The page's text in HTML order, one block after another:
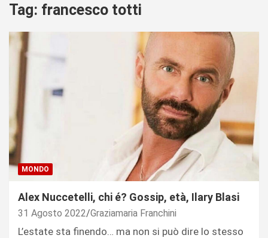
Tag: francesco totti
MONDO
Alex Nuccetelli, chi é? Gossip, età, Ilary Blasi
31 Agosto 2022 Graziamaria Franchini
L’estate sta finendo… ma non si può dire lo stesso